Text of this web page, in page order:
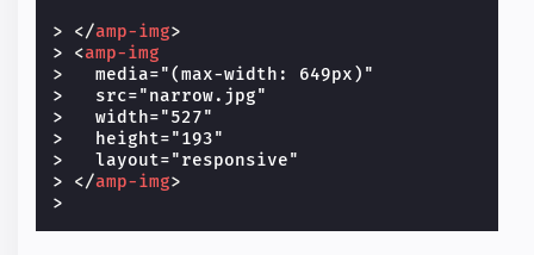
> </amp-img>
> <amp-img
>
   media="(max-width: 649px)"
>   src="narrow.jpg"
>   width="527"
>   height="193"
>   layout="responsive"
> </amp-img>